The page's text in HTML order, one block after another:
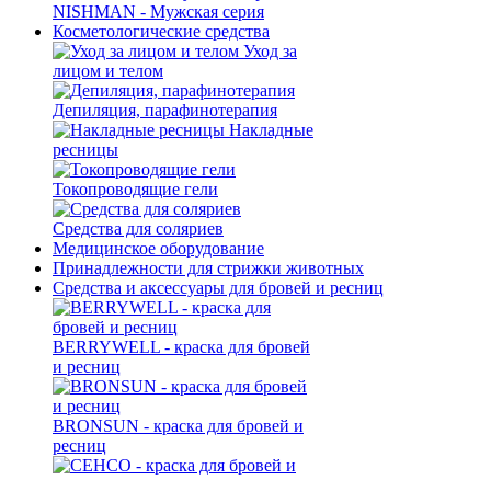
NISHMAN - Мужская серия
Косметологические средства
Уход за
лицом и телом
Депиляция, парафинотерапия
Накладные
ресницы
Токопроводящие гели
Средства для соляриев
Медицинское оборудование
Принадлежности для стрижки животных
Средства и аксессуары для бровей и ресниц
BERRYWELL - краска для бровей
и ресниц
BRONSUN - краска для бровей и
ресниц